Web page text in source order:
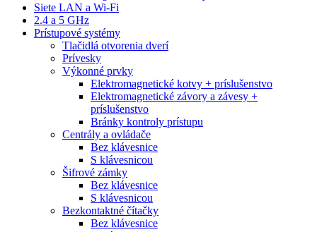
Siete LAN a Wi-Fi
2.4 a 5 GHz
Prístupové systémy
Tlačidlá otvorenia dverí
Prívesky
Výkonné prvky
Elektromagnetické kotvy + príslušenstvo
Elektromagnetické závory a závesy +
príslušenstvo
Bránky kontroly prístupu
Centrály a ovládače
Bez klávesnice
S klávesnicou
Šifrové zámky
Bez klávesnice
S klávesnicou
Bezkontaktné čítačky
Bez klávesnice